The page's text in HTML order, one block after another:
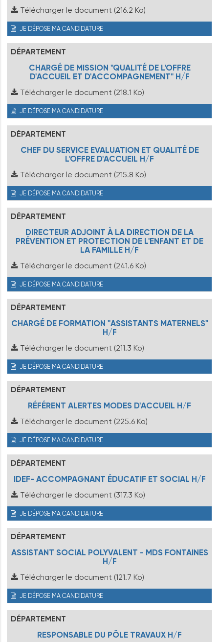
Télécharger le document (216.2 Ko)
JE DÉPOSE MA CANDIDATURE
DÉPARTEMENT
CHARGÉ DE MISSION "QUALITÉ DE L'OFFRE
D'ACCUEIL ET D'ACCOMPAGNEMENT" H/F
Télécharger le document (218.1 Ko)
JE DÉPOSE MA CANDIDATURE
DÉPARTEMENT
CHEF DU SERVICE EVALUATION ET QUALITÉ DE
L'OFFRE D'ACCUEIL H/F
Télécharger le document (215.8 Ko)
JE DÉPOSE MA CANDIDATURE
DÉPARTEMENT
DIRECTEUR ADJOINT À LA DIRECTION DE LA
PRÉVENTION ET PROTECTION DE L'ENFANT ET DE
LA FAMILLE H/F
Télécharger le document (241.6 Ko)
JE DÉPOSE MA CANDIDATURE
DÉPARTEMENT
CHARGÉ DE FORMATION "ASSISTANTS MATERNELS"
H/F
Télécharger le document (211.3 Ko)
JE DÉPOSE MA CANDIDATURE
DÉPARTEMENT
RÉFÉRENT ALERTES MODES D'ACCUEIL H/F
Télécharger le document (225.6 Ko)
JE DÉPOSE MA CANDIDATURE
DÉPARTEMENT
IDEF- ACCOMPAGNANT ÉDUCATIF ET SOCIAL H/F
Télécharger le document (317.3 Ko)
JE DÉPOSE MA CANDIDATURE
DÉPARTEMENT
ASSISTANT SOCIAL POLYVALENT - MDS FONTAINES
H/F
Télécharger le document (121.7 Ko)
JE DÉPOSE MA CANDIDATURE
DÉPARTEMENT
RESPONSABLE DU PÔLE TRAVAUX H/F